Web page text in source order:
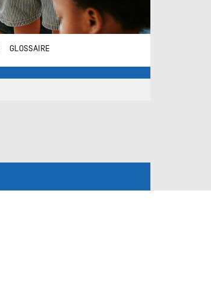
GLOSSAIRE